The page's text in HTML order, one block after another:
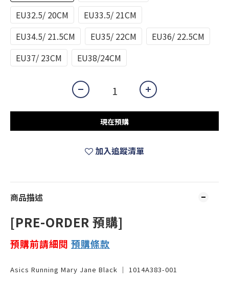
EU32.5/ 20CM
EU33.5/ 21CM
EU34.5/ 21.5CM
EU35/ 22CM
EU36/ 22.5CM
EU37/ 23CM
EU38/24CM
現在預購
加入追蹤清單
商品描述
[PRE-ORDER 預購]
預購前請細閱 預購條款
Asics Running Mary Jane Black │ 1014A383-001